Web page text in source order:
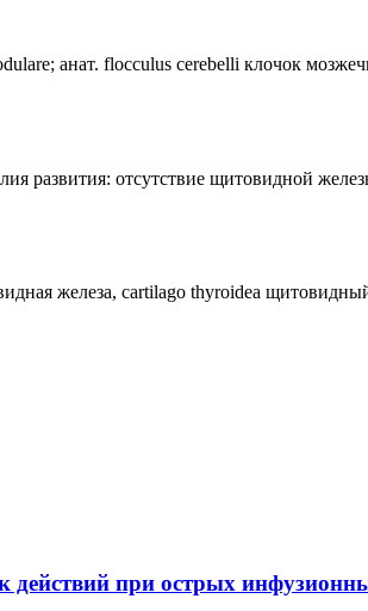
анат. flocculus cerebelli клочок
развития: отсутствие щитовидной
железа, cartilago thyroidea
действий при острых